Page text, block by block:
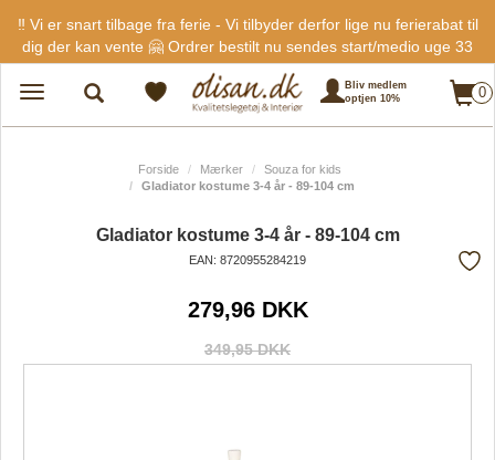
‼️ Vi er snart tilbage fra ferie - Vi tilbyder derfor lige nu ferierabat til
dig der kan vente 🤗 Ordrer bestilt nu sendes start/medio uge 33
Toggle
navigation
Bliv medlem
optjen 10%
0
Forside Mærker
Souza for kids
Gladiator kostume 3-4 år - 89-104 cm
Gladiator kostume 3-4 år - 89-104 cm
EAN: 8720955284219
279,96 DKK
349,95 DKK